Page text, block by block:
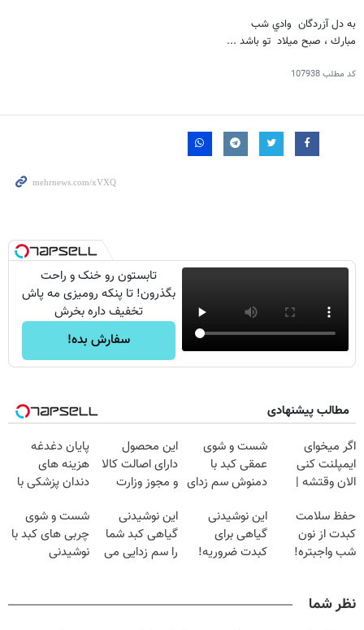
به دل آزردگان وادي شب
مبارك ، صبح ميلاد تو باشد ...
کد مطلب107938
تابستون رو خنک و راحت
بگذرون! تا پنکه رومیزی مه پاش
تخفیف داره بخرش
سفارش بده!
مطالب پیشنهادی
اگر میخوای
ایمپلنت کنی
الان وقتشه |
میلیون تومان!!!
شست و شوی
عمقی کبد با
دمنوش سم زدای
این محصول
دارای اصالت کالا
و مجوز وزارت
است(55%تخفیف)
پایان دغدغه
هزینه های
دندان پزشکی با
خانگی
حفظ سلامت
کبدت از نون
شب واجبتره!
این نوشیدنی
گیاهی برای
کبدت ضروریه!
این نوشیدنی
گیاهی کبد شما
را سم زدایی می
شست و شوی
چربی های کبد با
نوشیدنی
نظر شما